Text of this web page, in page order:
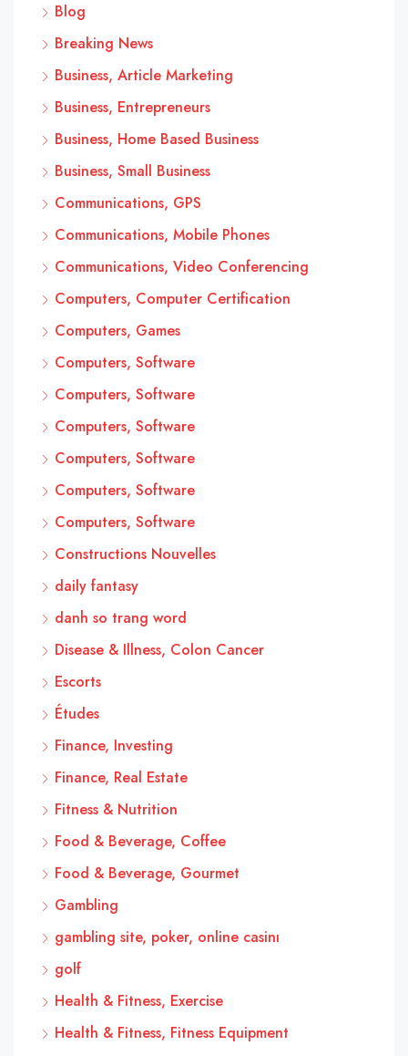
Blog
Breaking News
Business, Article Marketing
Business, Entrepreneurs
Business, Home Based Business
Business, Small Business
Communications, GPS
Communications, Mobile Phones
Communications, Video Conferencing
Computers, Computer Certification
Computers, Games
Computers, Software
Computers, Software
Computers, Software
Computers, Software
Computers, Software
Computers, Software
Constructions Nouvelles
daily fantasy
danh so trang word
Disease & Illness, Colon Cancer
Escorts
Études
Finance, Investing
Finance, Real Estate
Fitness & Nutrition
Food & Beverage, Coffee
Food & Beverage, Gourmet
Gambling
gambling site, poker, online casinı
golf
Health & Fitness, Exercise
Health & Fitness, Fitness Equipment